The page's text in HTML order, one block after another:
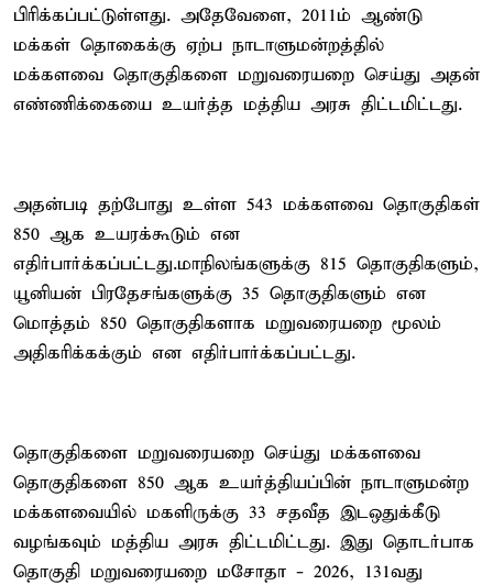
பிரிக்கப்பட்டுள்ளது. அதேவேளை, 2011ம் ஆண்டு
மக்கள் தொகைக்கு ஏற்ப நாடாளுமன்றத்தில்
மக்களவை தொகுதிகளை மறுவரையறை செய்து அதன்
எண்ணிக்கையை உயர்த்த மத்திய அரசு திட்டமிட்டது.
அதன்படி தற்போது உள்ள 543 மக்களவை தொகுதிகள்
850 ஆக உயரக்கூடும் என
எதிர்பார்க்கப்பட்டது.மாநிலங்களுக்கு 815 தொகுதிகளும்,
யூனியன் பிரதேசங்களுக்கு 35 தொகுதிகளும் என
மொத்தம் 850 தொகுதிகளாக மறுவரையறை மூலம்
அதிகரிக்கக்கும் என எதிர்பார்க்கப்பட்டது.
தொகுதிகளை மறுவரையறை செய்து மக்களவை
தொகுதிகளை 850 ஆக உயர்த்தியப்பின் நாடாளுமன்ற
மக்களவையில் மகளிருக்கு 33 சதவீத இடஒதுக்கீடு
வழங்கவும் மத்திய அரசு திட்டமிட்டது. இது தொடர்பாக
தொகுதி மறுவரையறை மசோதா - 2026, 131வது